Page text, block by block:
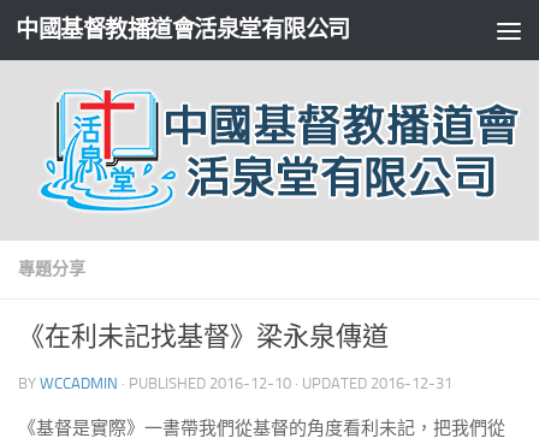
中國基督教播道會活泉堂有限公司
專題分享
《在利未記找基督》梁永泉傳道
BY WCCADMIN · PUBLISHED 2016-12-10 · UPDATED 2016-12-31
《基督是實際》一書帶我們從基督的角度看利未記，把我們從